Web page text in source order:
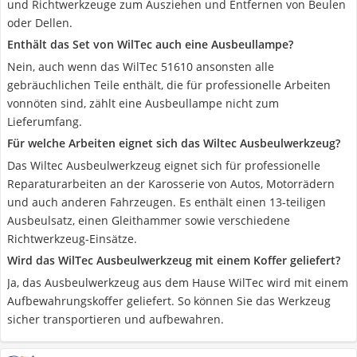
und Richtwerkzeuge zum Ausziehen und Entfernen von Beulen
oder Dellen.
Enthält das Set von WilTec auch eine Ausbeullampe?
Nein, auch wenn das WilTec 51610 ansonsten alle
gebräuchlichen Teile enthält, die für professionelle Arbeiten
vonnöten sind, zählt eine Ausbeullampe nicht zum
Lieferumfang.
Für welche Arbeiten eignet sich das Wiltec Ausbeulwerkzeug?
Das Wiltec Ausbeulwerkzeug eignet sich für professionelle
Reparaturarbeiten an der Karosserie von Autos, Motorrädern
und auch anderen Fahrzeugen. Es enthält einen 13-teiligen
Ausbeulsatz, einen Gleithammer sowie verschiedene
Richtwerkzeug-Einsätze.
Wird das WilTec Ausbeulwerkzeug mit einem Koffer geliefert?
Ja, das Ausbeulwerkzeug aus dem Hause WilTec wird mit einem
Aufbewahrungskoffer geliefert. So können Sie das Werkzeug
sicher transportieren und aufbewahren.